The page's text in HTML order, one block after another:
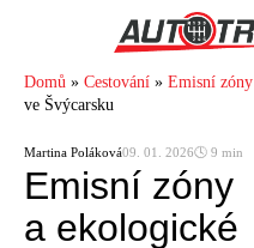
Domů » Cestování » Emisní zóny
ve Švýcarsku
Martina Poláková09. 01. 2026🕓 9 min
Emisní zóny
a ekologické